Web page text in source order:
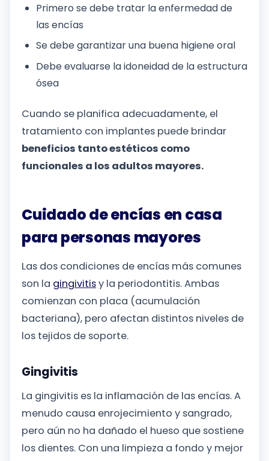
Primero se debe tratar la enfermedad de
las encías
Se debe garantizar una buena higiene oral
Debe evaluarse la idoneidad de la estructura
ósea
Cuando se planifica adecuadamente, el
tratamiento con implantes puede brindar
beneficios tanto estéticos como
funcionales a los adultos mayores.
Cuidado de encías en casa
para personas mayores
Las dos condiciones de encías más comunes
son la gingivitisy la periodontitis. Ambas
comienzan con placa (acumulación
bacteriana), pero afectan distintos niveles de
los tejidos de soporte.
Gingivitis
La gingivitis es la inflamación de las encías. A
menudo causa enrojecimiento y sangrado,
pero aún no ha dañado el hueso que sostiene
los dientes. Con una limpieza a fondo y mejor